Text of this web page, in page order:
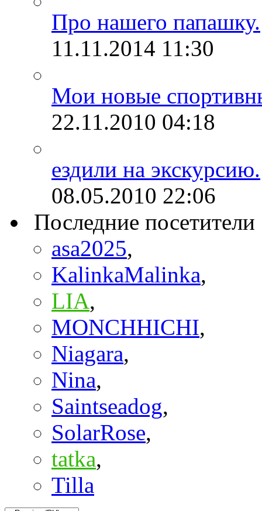
Про нашего папашку.
11.11.2014 11:30
Мои новые
22.11.2010 04:18
ездили на экскурсию.
08.05.2010 22:06
Последние посетители
asa2025,
KalinkaMalinka,
LIA,
MONCHHICHI,
Niagara,
Nina,
Saintseadog,
SolarRose,
tatka,
Tilla